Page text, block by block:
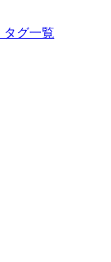
タグ一覧